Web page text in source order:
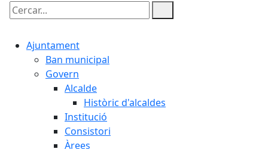
Cercar:
Ajuntament
Ban municipal
Govern
Alcalde
Històric d'alcaldes
Institució
Consistori
Àrees